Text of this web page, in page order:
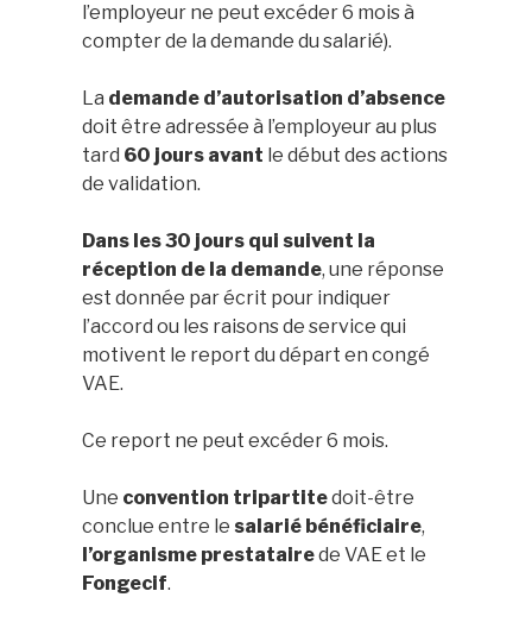
l’employeur ne peut excéder 6 mois à
compter de la demande du salarié).
La demande d’autorisation d’absence
doit être adressée à l’employeur au plus
tard 60 jours avant le début des actions
de validation.
Dans les 30 jours qui suivent la
réception de la demande, une réponse
est donnée par écrit pour indiquer
l’accord ou les raisons de service qui
motivent le report du départ en congé
VAE.
Ce report ne peut excéder 6 mois.
Une convention tripartitedoit-être
conclue entre lesalarié bénéficiaire,
l’organisme prestatairede VAE et le
Fongecif.